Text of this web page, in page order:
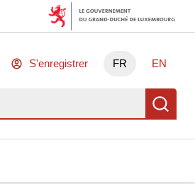
S'enregistrer FR EN